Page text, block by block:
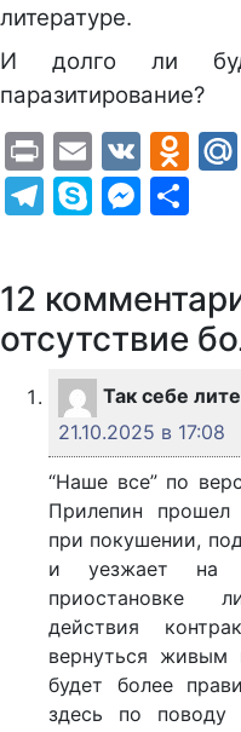
литературе.
И долго ли
паразитирование?
PrintEmail
VK
Telegram
Skype
12
отсутствие
Так себе
21.10.2025 в 17:08
“Наше все” по
Прилепин прошел
при покушении,
и уезжает на
приостановке
действия
вернуться
будет более
здесь по